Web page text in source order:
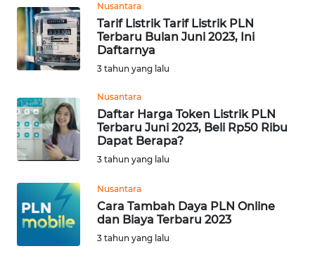
Nusantara
Tarif Listrik Tarif Listrik PLN
Terbaru Bulan Juni 2023, Ini
Daftarnya
3 tahun yang lalu
Nusantara
Daftar Harga Token Listrik PLN
Terbaru Juni 2023, Beli Rp50 Ribu
Dapat Berapa?
3 tahun yang lalu
Nusantara
Cara Tambah Daya PLN Online
dan Biaya Terbaru 2023
3 tahun yang lalu
WN
KALTARA
KALSEL
WN
KALTIM
SULSEL